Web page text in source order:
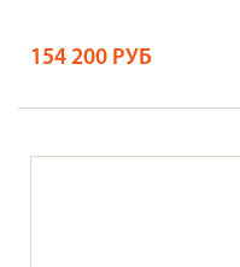
154 200 РУБ